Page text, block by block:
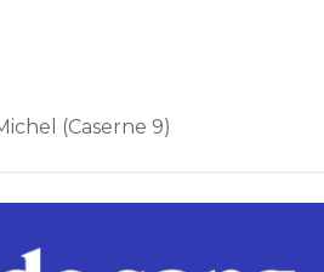
(Caserne 9)